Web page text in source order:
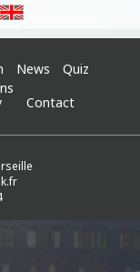
News
Quiz
Contact